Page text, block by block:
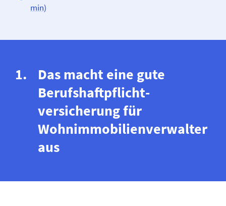
min)
Das macht eine gute
Berufs­haftpflicht­
versicherung für
Wohnimmobilienverwalter
aus